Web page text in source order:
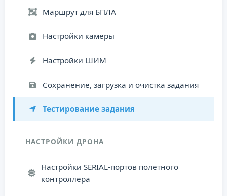
Маршрут для БПЛА
Настройки камеры
Настройки ШИМ
Сохранение, загрузка и очистка задания
Тестирование задания
НАСТРОЙКИ ДРОНА
Настройки SERIAL-портов полетного
контроллера